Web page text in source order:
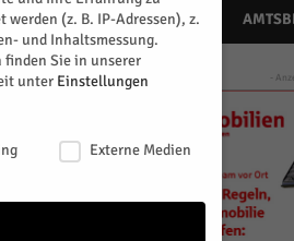
GALERIE TERMINE
der
-
werden (z. B. IP-Adressen), z.
und Inhaltsmessung.
finden Sie in unserer
unter Einstellungen
Externe Medien